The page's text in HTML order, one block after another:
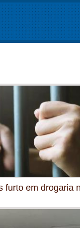
furto em drogaria